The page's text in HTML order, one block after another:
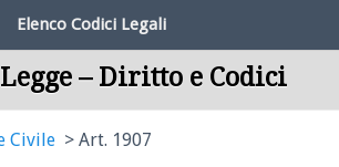
Elenco Codici Legali
– Diritto e Codici
Civile Art. 1907